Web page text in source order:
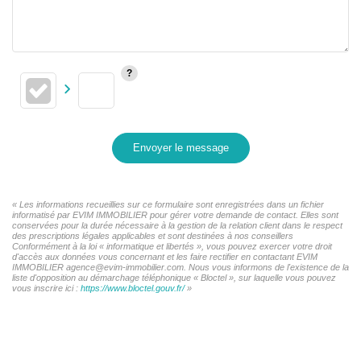
Envoyer le message
« Les informations recueillies sur ce formulaire sont enregistrées dans un fichier
informatisé par EVIM IMMOBILIER pour gérer votre demande de contact. Elles sont
conservées pour la durée nécessaire à la gestion de la relation client dans le respect
des prescriptions légales applicables et sont destinées à nos conseillers
Conformément à la loi « informatique et libertés », vous pouvez exercer votre droit
d'accès aux données vous concernant et les faire rectifier en contactant EVIM
IMMOBILIER agence@evim-immobilier.com. Nous vous informons de l'existence de la
liste d'opposition au démarchage téléphonique « Bloctel », sur laquelle vous pouvez
vous inscrire ici : https://www.bloctel.gouv.fr/»